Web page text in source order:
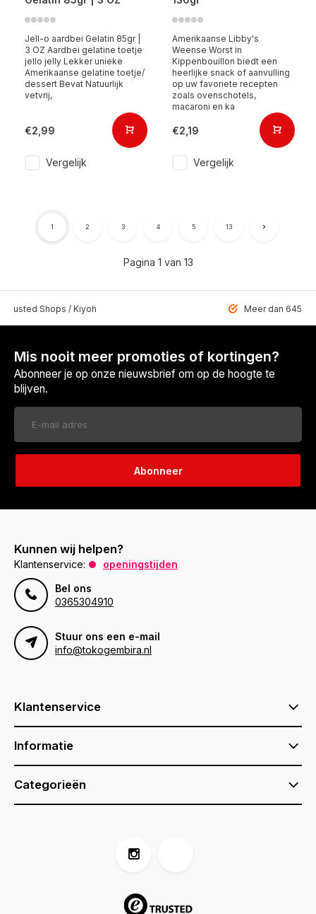
Jell-o aardbei Gelatin 85gr |
3 OZ Aardbei gelatine toetje
jello jelly Lekker unieke
Amerikaanse gelatine toetje/
dessert Bevat Natuurlijk
vetvrij,
€2,99
Vergelijk
Amerikaanse Libby's
Weense Worst in
Kippenbouillon biedt een
heerlijke snack of aanvulling
op uw favoriete recepten
zoals ovenschotels,
macaroni en ka
€2,19
Vergelijk
Pagina 1 van 13
1 2 3 4 5 13
Shops / Kiyoh Meer dan 6459
Mis nooit meer promoties of kortingen?
Abonneer je op onze nieuwsbrief om op de hoogte te
blijven.
Abonneer
Kunnen wij helpen?
Klantenservice:
openingstijden
Bel ons
0365304910
Stuur ons een e-mail
info@tokogembira.nl
Klantenservice
Informatie
Categorieën